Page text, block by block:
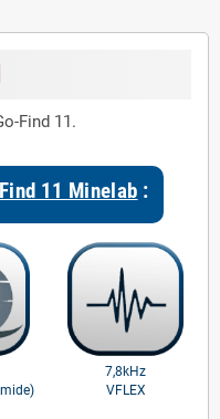
Find 11.
11 Minelab :
7,8kHz
VFLEX